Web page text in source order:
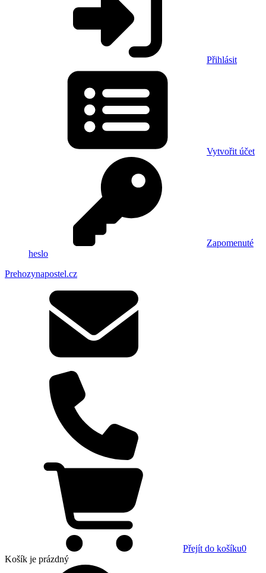
Přihlásit
Vytvořit účet
Zapomenuté
heslo
Prehozynapostel.cz
Přejít do košíku0
Košík je prázdný